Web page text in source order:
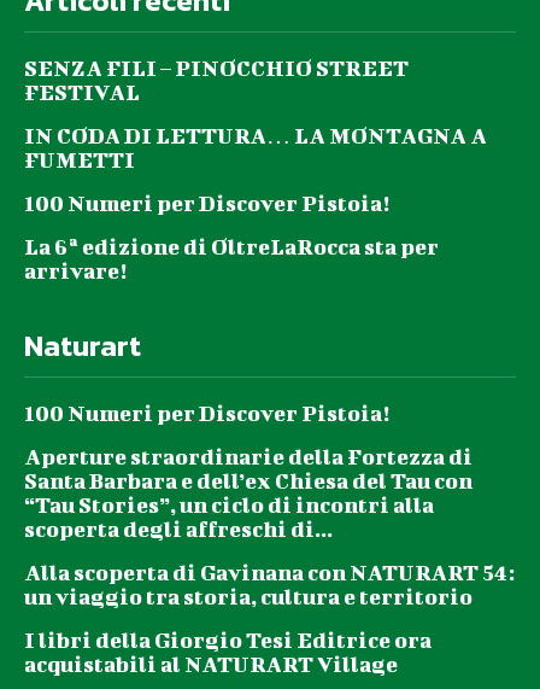
SENZA FILI – PINOCCHIO STREET
FESTIVAL
IN CODA DI LETTURA… LA MONTAGNA A
FUMETTI
100 Numeri per Discover Pistoia!
La 6ª edizione di OltreLaRocca sta per
arrivare!
Naturart
100 Numeri per Discover Pistoia!
Aperture straordinarie della Fortezza di
Santa Barbara e dell’ex Chiesa del Tau con
“Tau Stories”, un ciclo di incontri alla
scoperta degli affreschi di...
Alla scoperta di Gavinana con NATURART 54:
un viaggio tra storia, cultura e territorio
I libri della Giorgio Tesi Editrice ora
acquistabili al NATURART Village